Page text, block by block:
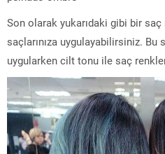
Son olarak yukarıdaki gibi bir saç
saçlarınıza uygulayabilirsiniz. Bu
uygularken cilt tonu ile saç